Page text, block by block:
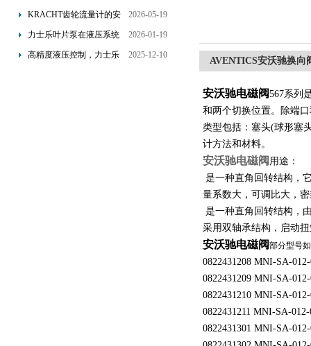
流量调节与刻度指示
KRACHT齿轮流量计的安
装要求：直管段、过滤器
2026-05-19
力士乐叶片泵在液压系统
中的应用分析
2026-01-19
高精度液压控制，力士乐
2025-12-10
AVENTICS安沃驰换向
安沃驰电磁阀567系列
和两个切换位置。除端
类型包括：塞头(球形塞
计方法和材料。
安沃驰电磁阀 用途：
是一种直角回转结构，
量系数大，可调比大，
是一种直角回转结构，
采用双轴承结构，启动
安沃驰电磁阀部分型号
0822431208 MNI-SA-
0822431209 MNI-SA-
0822431210 MNI-SA-
0822431211 MNI-SA-012-
0822431301 MNI-SA-